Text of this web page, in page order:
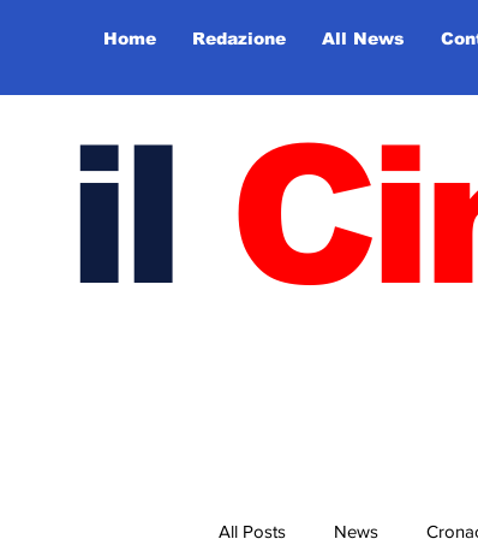
Home Redazione All News
il
All Posts News